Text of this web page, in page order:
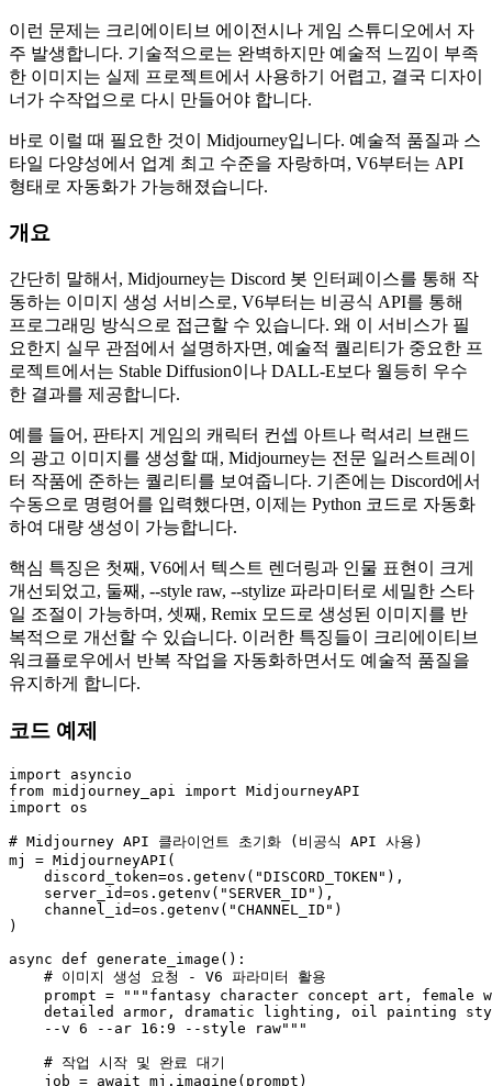
이런 문제는 크리에이티브 에이전시나 게임 스튜디오에서 자
주 발생합니다. 기술적으로는 완벽하지만 예술적 느낌이 부족
한 이미지는 실제 프로젝트에서 사용하기 어렵고, 결국 디자이
너가 수작업으로 다시 만들어야 합니다.
바로 이럴 때 필요한 것이 Midjourney입니다. 예술적 품질과 스
타일 다양성에서 업계 최고 수준을 자랑하며, V6부터는 API
형태로 자동화가 가능해졌습니다.
개요
간단히 말해서, Midjourney는 Discord 봇 인터페이스를 통해 작
동하는 이미지 생성 서비스로, V6부터는 비공식 API를 통해
프로그래밍 방식으로 접근할 수 있습니다. 왜 이 서비스가 필
요한지 실무 관점에서 설명하자면, 예술적 퀄리티가 중요한 프
로젝트에서는 Stable Diffusion이나 DALL-E보다 월등히 우수
한 결과를 제공합니다.
예를 들어, 판타지 게임의 캐릭터 컨셉 아트나 럭셔리 브랜드
의 광고 이미지를 생성할 때, Midjourney는 전문 일러스트레이
터 작품에 준하는 퀄리티를 보여줍니다. 기존에는 Discord에서
수동으로 명령어를 입력했다면, 이제는 Python 코드로 자동화
하여 대량 생성이 가능합니다.
핵심 특징은 첫째, V6에서 텍스트 렌더링과 인물 표현이 크게
개선되었고, 둘째, --style raw, --stylize 파라미터로 세밀한 스타
일 조절이 가능하며, 셋째, Remix 모드로 생성된 이미지를 반
복적으로 개선할 수 있습니다. 이러한 특징들이 크리에이티브
워크플로우에서 반복 작업을 자동화하면서도 예술적 품질을
유지하게 합니다.
코드 예제
import
from midjourney_api import
import os
# Midjourney API 클라이언트 초기화 (비공식 API 사용)
mj = MidjourneyAPI(
    discord_token=os.getenv(
"DISCORD_TOKEN" ),
    server_id=os.getenv(
"SERVER_ID" ),
    channel_id=os.getenv(
"CHANNEL_ID" )
)
async def generate_image ():
# 이미지 생성 요청 - V6 파라미터 활용
    prompt =
"""fantasy character concept art, female
detailed armor, dramatic lighting, oil painting
    --v 6 --ar 16:9 --style raw"""
# 작업 시작 및 완료 대기
    job =
await mj.imagine(prompt)